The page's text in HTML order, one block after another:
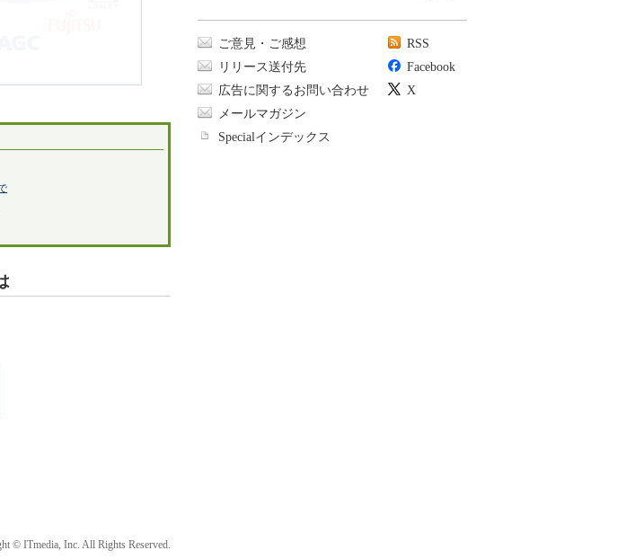
© ITmedia, Inc. All Rights Reserved.
ご意見・ご感想
リリース送付先
広告に関するお問い合わせ
メールマガジン
Specialインデックス
RSS
Facebook
X